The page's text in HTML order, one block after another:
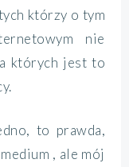
którzy o tym
nie
których jest to
to prawda,
, ale mój